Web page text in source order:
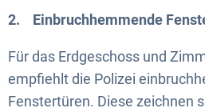
2. Einbruchhemmende
Für das Erdgeschoss und
empfiehlt die Polizei
Fenstertüren. Diese zeichnen